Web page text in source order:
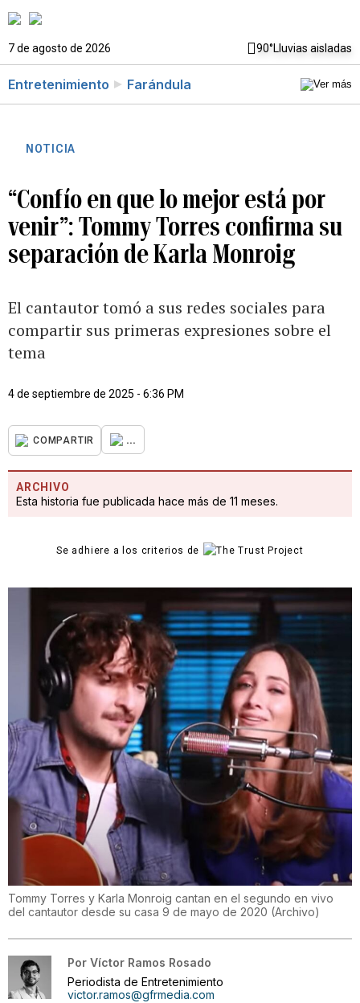
7 de agosto de 2026 90°Lluvias aisladas
Entretenimiento Farándula
NOTICIA
“Confío en que lo mejor está por
venir”: Tommy Torres confirma su
separación de Karla Monroig
El cantautor tomó a sus redes sociales para
compartir sus primeras expresiones sobre el
tema
4 de septiembre de 2025 - 6:36 PM
COMPARTIR ...
ARCHIVO
Esta historia fue publicada hace más de 11 meses.
Se adhiere a los criterios de
Tommy Torres y Karla Monroig cantan en el segundo en vivo
del cantautor desde su casa 9 de mayo de 2020 (Archivo)
Por Víctor Ramos Rosado
Periodista de Entretenimiento
victor.ramos@gfrmedia.com